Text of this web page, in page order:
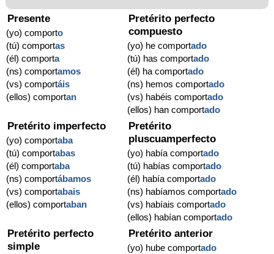
Presente
(yo) comporto
(tú) comportas
(él) comporta
(ns) comportamos
(vs) comportáis
(ellos) comportan
Pretérito perfecto
compuesto
(yo) he comportado
(tú) has comportado
(él) ha comportado
(ns) hemos comportado
(vs) habéis comportado
(ellos) han comportado
Pretérito imperfecto
(yo) comportaba
(tú) comportabas
(él) comportaba
(ns) comportábamos
(vs) comportabais
(ellos) comportaban
Pretérito
pluscuamperfecto
(yo) había comportado
(tú) habías comportado
(él) había comportado
(ns) habíamos comportado
(vs) habíais comportado
(ellos) habían comportado
Pretérito perfecto
simple
Pretérito anterior
(yo) hube comportado